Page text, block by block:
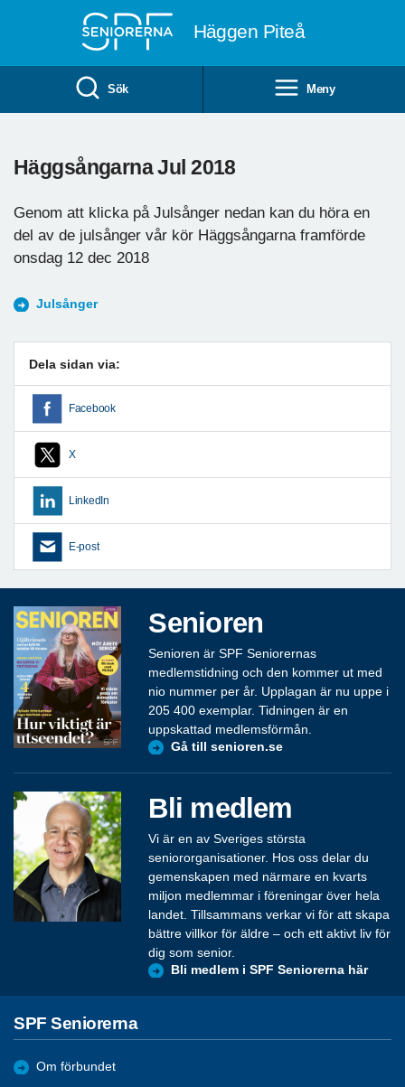
Häggen Piteå
Sök Meny
Häggsångarna Jul 2018
Genom att klicka på Julsånger nedan kan du höra en
del av de julsånger vår kör Häggsångarna framförde
onsdag 12 dec 2018
Julsånger
Dela sidan via:
Facebook
X
LinkedIn
E-post
Senioren
Senioren är SPF Seniorernas
medlemstidning och den kommer ut med
nio nummer per år. Upplagan är nu uppe i
205 400 exemplar. Tidningen är en
uppskattad medlemsförmån.
Gå till senioren.se
Bli medlem
Vi är en av Sveriges största
seniororganisationer. Hos oss delar du
gemenskapen med närmare en kvarts
miljon medlemmar i föreningar över hela
landet. Tillsammans verkar vi för att skapa
bättre villkor för äldre – och ett aktivt liv för
dig som senior.
Bli medlem i SPF Seniorerna här
SPF Seniorerna
Om förbundet